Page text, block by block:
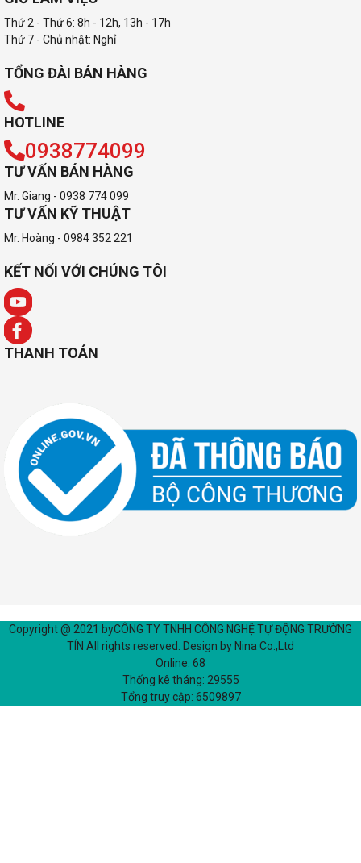
Thứ 2 - Thứ 6: 8h - 12h, 13h - 17h
Thứ 7 - Chủ nhật: Nghỉ
TỔNG ĐÀI BÁN HÀNG
HOTLINE
0938774099
TƯ VẤN BÁN HÀNG
Mr. Giang - 0938 774 099
TƯ VẤN KỸ THUẬT
Mr. Hoàng - 0984 352 221
KẾT NỐI VỚI CHÚNG TÔI
THANH TOÁN
Copyright @ 2021 byCÔNG TY TNHH CÔNG NGHỆ TỰ ĐỘNG TRƯỜNG
TÍN All rights reserved. Design by Nina Co.,Ltd
Online: 68
Thống kê tháng: 29555
Tổng truy cập: 6509897